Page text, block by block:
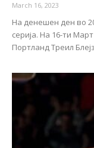
March 16, 2023
На денешен ден во
серија. На 16-ти
Портланд Треил